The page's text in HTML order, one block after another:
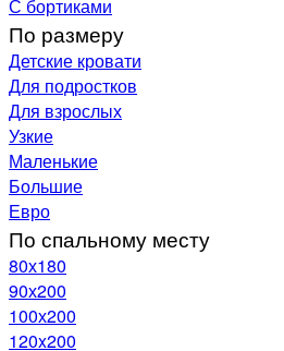
С бортиками
По размеру
Детские кровати
Для подростков
Для взрослых
Узкие
Маленькие
Большие
Евро
По спальному месту
80х180
90х200
100х200
120x200